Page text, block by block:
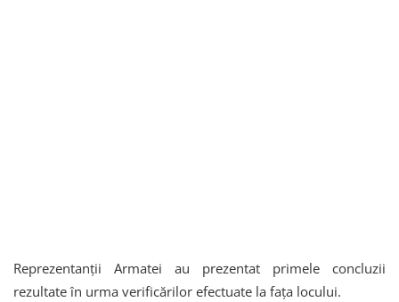
Reprezentanţii Armatei au prezentat primele concluzii
rezultate în urma verificărilor efectuate la faţa locului.